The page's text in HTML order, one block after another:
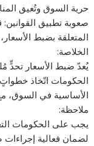
حرية السوق وتُعيق
صعوبة تطبيق
المتعلقة بضبط
الخلاصة:
يُعدّ ضبط الأسعار تحدٍّ
الحكومات اتّخاذ
الأساسية في السوق،
ملاحظة:
يجب على الحكومات
لضمان فعالية